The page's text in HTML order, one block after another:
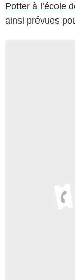
Potter à l’école
ainsi prévues